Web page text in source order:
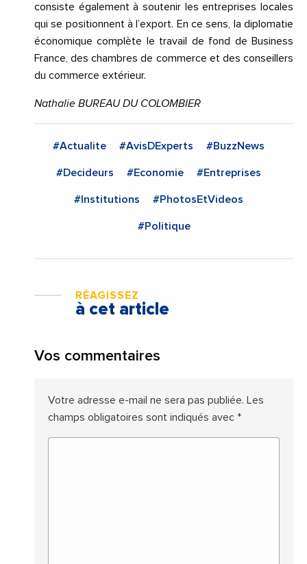
consiste également à soutenir les entreprises locales
qui se positionnent à l’export. En ce sens, la diplomatie
économique complète le travail de fond de Business
France, des chambres de commerce et des conseillers
du commerce extérieur.
Nathalie BUREAU DU COLOMBIER
#Actualite #AvisDExperts #BuzzNews
#Decideurs #Economie #Entreprises
#Institutions #PhotosEtVideos
#Politique
RÉAGISSEZ
à cet article
Vos commentaires
Votre adresse e-mail ne sera pas publiée. Les
champs obligatoires sont indiqués avec *